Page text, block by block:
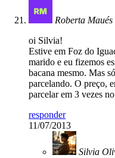
Roberta Maués
oi Silvia!
Estive em Foz do
marido e eu fizemos
bacana mesmo. Mas
parcelando. O preço,
parcelar em 3 vezes
responder
11/07/2013
Silvia